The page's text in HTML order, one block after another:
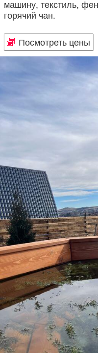
машину, текстиль,
горячий чан.
Посмотреть цены